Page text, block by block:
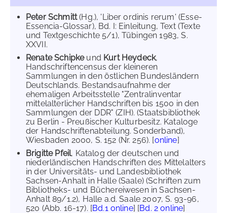
Peter Schmitt(Hg.), 'Liber ordinis rerum' (Esse-
Essencia-Glossar), Bd. I: Einleitung, Text (Texte
und Textgeschichte 5/1), Tübingen 1983, S.
XXVII.
Renate Schipkeund Kurt Heydeck,
Handschriftencensus der kleineren
Sammlungen in den östlichen Bundesländern
Deutschlands. Bestandsaufnahme der
ehemaligen Arbeitsstelle "Zentralinventar
mittelalterlicher Handschriften bis 1500 in den
Sammlungen der DDR" (ZIH). (Staatsbibliothek
zu Berlin - Preußischer Kulturbesitz. Kataloge
der Handschriftenabteilung. Sonderband),
Wiesbaden 2000, S. 152 (Nr. 256). [online]
Brigitte Pfeil, Katalog der deutschen und
niederländischen Handschriften des Mittelalters
in der Universitäts- und Landesbibliothek
Sachsen-Anhalt in Halle (Saale) (Schriften zum
Bibliotheks- und Büchereiwesen in Sachsen-
Anhalt 89/1.2), Halle a.d. Saale 2007, S. 93-96,
520 (Abb. 16-17). [Bd.1 online] [Bd. 2 online]